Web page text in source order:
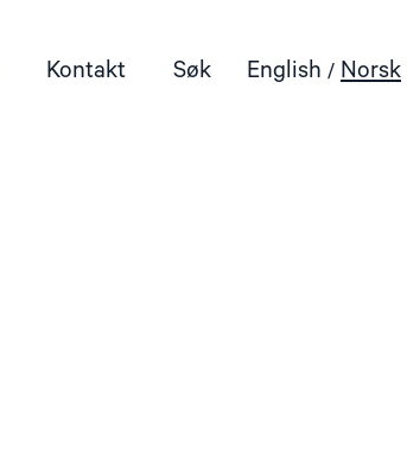
Kontakt Søk English Norsk